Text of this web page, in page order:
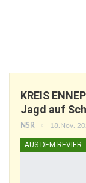
KREIS
Jagd auf
NSR 18.Nov.
AUS DEM REVIER